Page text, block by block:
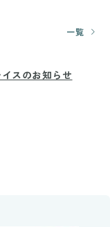
一覧
スのお知らせ